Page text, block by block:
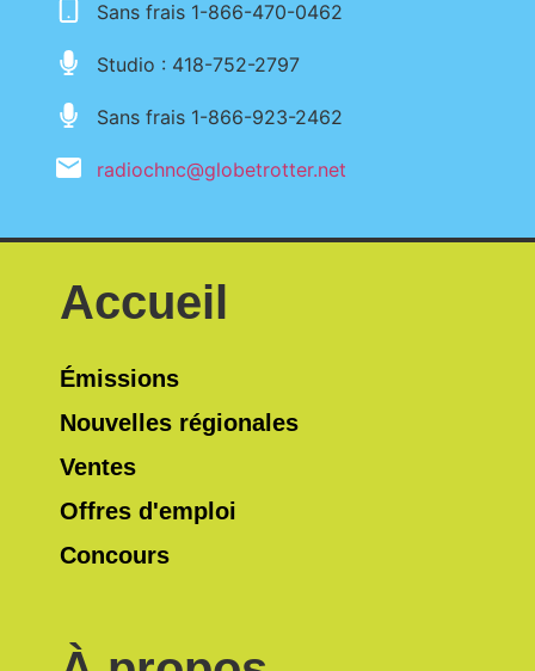
Sans frais 1-866-470-0462
Studio : 418-752-2797
Sans frais 1-866-923-2462
radiochnc@globetrotter.net
Accueil
Émissions
Nouvelles régionales
Ventes
Offres d'emploi
Concours